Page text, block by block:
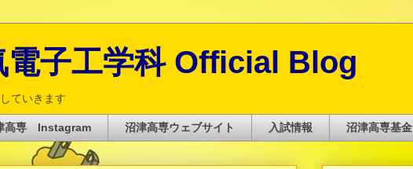
電子工学科 Official Blog
ていきます
高専 Instagram 沼津高専ウェブサイト 入試情報 沼津高専基金